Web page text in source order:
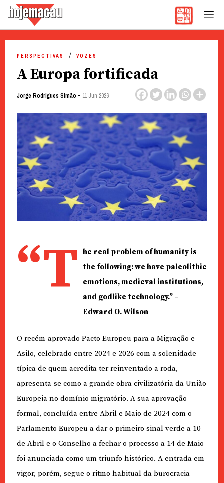
content
PERSPECTIVAS VOZES
A Europa fortificada
Jorge Rodrigues Simão - 11 Jun 2026
“T
he real problem of humanity is
the following: we have paleolithic
emotions, medieval institutions,
and godlike technology.” –
Edward O. Wilson
O recém-aprovado Pacto Europeu para a Migração e
Asilo, celebrado entre 2024 e 2026 com a solenidade
típica de quem acredita ter reinventado a roda,
apresenta-se como a grande obra civilizatória da União
Europeia no domínio migratório. A sua aprovação
formal, concluída entre Abril e Maio de 2024 com o
Parlamento Europeu a dar o primeiro sinal verde a 10
de Abril e o Conselho a fechar o processo a 14 de Maio
foi anunciada como um triunfo histórico. A entrada em
vigor, porém, segue o ritmo habitual da burocracia